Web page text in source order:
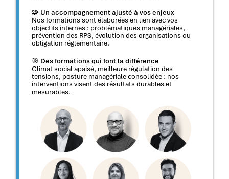
🧩 Un accompagnement ajusté à vos enjeux
Nos formations sont élaborées en lien avec vos
objectifs internes : problématiques managériales,
prévention des RPS, évolution des organisations ou
obligation réglementaire.
🎯 Des formations qui font la différence
Climat social apaisé, meilleure régulation des
tensions, posture managériale consolidée : nos
interventions visent des résultats durables et
mesurables.